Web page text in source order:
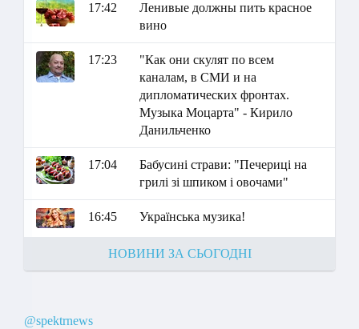
17:42
Ленивые должны пить красное
вино
17:23
"Как они скулят по всем
каналам, в СМИ и на
дипломатических фронтах.
Музыка Моцарта" - Кирило
Данильченко
17:04
Бабусині страви: "Печериці на
грилі зі шпиком і овочами"
16:45 Українська музика!
НОВИНИ ЗА СЬОГОДНІ
@spektrnews